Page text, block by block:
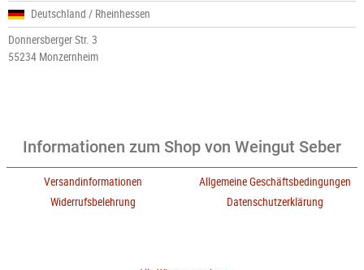
Deutschland / Rheinhessen
Donnersberger Str. 3
55234 Monzernheim
Informationen zum Shop von Weingut Seber
Versandinformationen
Allgemeine Geschäftsbedingungen
Widerrufsbelehrung
Datenschutzerklärung